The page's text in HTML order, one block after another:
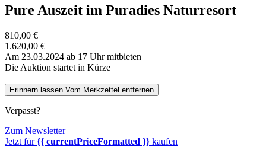
Pure Auszeit im Puradies Naturresort
810,00 €
1.620,00 €
Am 23.03.2024 ab 17 Uhr mitbieten
Die Auktion startet in Kürze
Erinnern lassen Vom Merkzettel entfernen
Verpasst?
Zum Newsletter
Jetzt für{{ currentPriceFormatted }} kaufen